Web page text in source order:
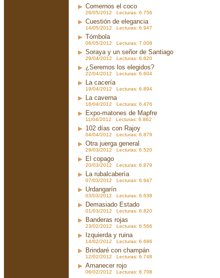
Comernos el coco
26/05/2012 Lecturas: 6.756
Cuestión de elegancia
14/05/2012 Lecturas: 6.947
Tómbola
06/05/2012 Lecturas: 7.008
Soraya y un señor de Santiago
29/04/2012 Lecturas: 6.620
¿Seremos los elegidos?
22/04/2012 Lecturas: 6.604
La cacería
19/04/2012 Lecturas: 6.894
La caverna
16/04/2012 Lecturas: 6.476
Expo-matones de Mapfre
11/04/2012 Lecturas: 6.862
102 días con Rajoy
04/04/2012 Lecturas: 6.879
Otra juerga general
29/03/2012 Lecturas: 6.520
El copago
20/03/2012 Lecturas: 6.879
La rubalcabería
07/03/2012 Lecturas: 6.947
Urdangarín
03/03/2012 Lecturas: 6.638
Demasiado Estado
01/03/2012 Lecturas: 6.820
Banderas rojas
23/02/2012 Lecturas: 6.566
Izquierda y ruina
14/02/2012 Lecturas: 6.686
Brindaré con champán
12/02/2012 Lecturas: 6.748
Amanecer rojo
06/02/2012 Lecturas: 6.708